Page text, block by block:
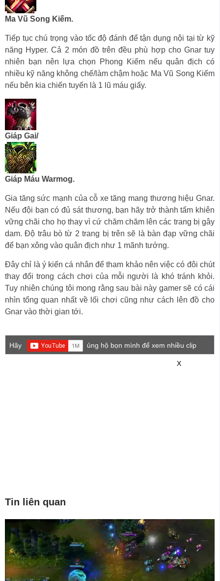
Ma Vũ Song Kiếm.
Tiếp tục chú trọng vào tốc độ đánh để tận dụng nội tại từ kỹ
năng Hyper. Cả 2 món đồ trên đều phù hợp cho Gnar tuy
nhiên bạn nên lựa chọn Phong Kiếm nếu quân địch có
nhiều kỹ năng không chế/làm chậm hoặc Ma Vũ Song Kiếm
nếu bên kia chiến tuyến là 1 lũ máu giấy.
Giáp Gai/
Giáp Máu Warmog.
Gia tăng sức mạnh của cỗ xe tăng mang thương hiệu Gnar.
Nếu đội bạn có đủ sát thương, bạn hãy trở thành tấm khiên
vững chãi cho họ thay vì cứ chăm chăm lên các trang bị gây
dam. Độ trâu bò từ 2 trang bị trên sẽ là bàn đạp vững chãi
để bạn xông vào quân địch như 1 mãnh tướng.
Đây chỉ là ý kiến cá nhân để tham khảo nên việc có đôi chút
thay đổi trong cách chơi của mỗi người là khó tránh khỏi.
Tuy nhiên chúng tôi mong rằng sau bài này gamer sẽ có cái
nhìn tổng quan nhất về lối chơi cũng như cách lên đồ cho
Gnar vào thời gian tới.
Hãy
ủng hộ bọn mình để xem nhiều clip
X
Tin liên quan